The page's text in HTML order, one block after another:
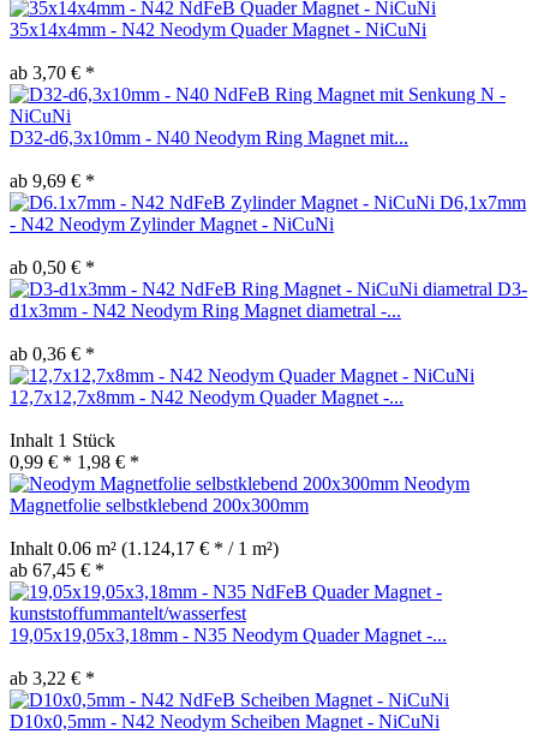
35x14x4mm - N42 Neodym Quader Magnet - NiCuNi
ab 3,70 € *
D32-d6,3x10mm - N40 Neodym Ring Magnet mit...
ab 9,69 € *
D6,1x7mm
- N42 Neodym Zylinder Magnet - NiCuNi
ab 0,50 € *
D3-
d1x3mm - N42 Neodym Ring Magnet diametral -...
ab 0,36 € *
12,7x12,7x8mm - N42 Neodym Quader Magnet -...
Inhalt 1 Stück
0,99 € * 1,98 € *
Neodym
Magnetfolie selbstklebend 200x300mm
Inhalt 0.06 m² (1.124,17 € * / 1 m²)
ab 67,45 € *
19,05x19,05x3,18mm - N35 Neodym Quader Magnet -...
ab 3,22 € *
D10x0,5mm - N42 Neodym Scheiben Magnet - NiCuNi